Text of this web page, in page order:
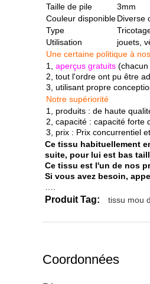
Taille de pile
3mm
Couleur disponibleDiverse
Type
Utilisation
jouets,
Une certaine politique à
1, aperçus gratuits
2, tout l'ordre ont pu être
3, utilisant propre
Notre supériorité
1, produits : de haute
2, capacité : capacité forte
3, prix : Prix concurrentiel
Ce tissu habituellement
suite, pour lui est bas
Ce tissu est l'un de nos
Si vous avez besoin,
Produit Tag: tissu mou
Coordonnées